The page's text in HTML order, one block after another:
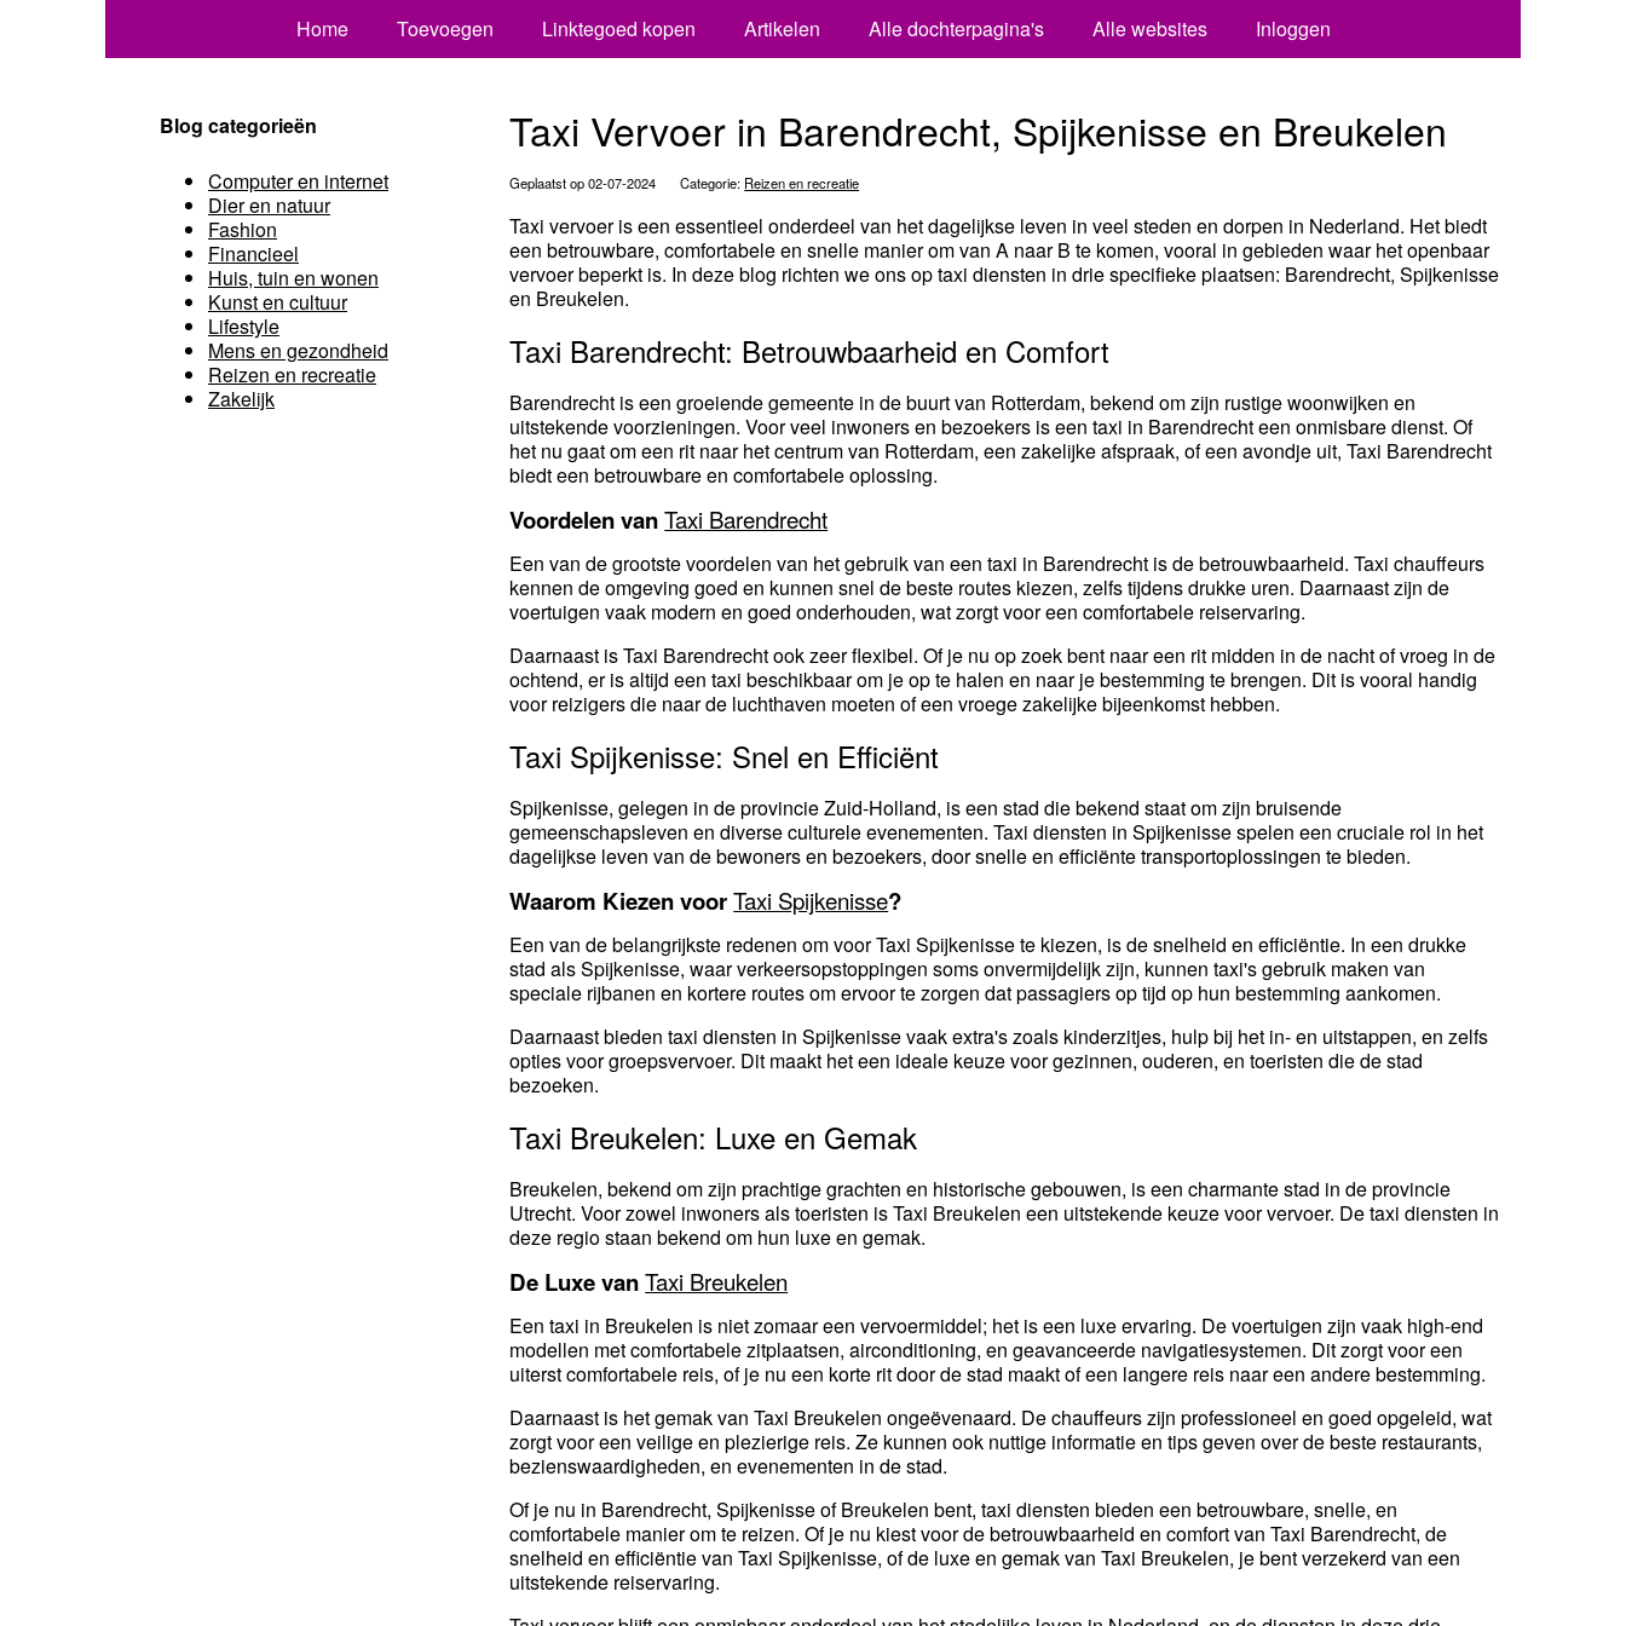
Home Toevoegen Linktegoed kopen Artikelen Alle dochterpagina's Alle websites Inloggen
Taxi Vervoer in Barendrecht, Spijkenisse en Breukelen
Geplaatst op 02-07-2024 Categorie: Reizen en recreatie
Taxi vervoer is een essentieel onderdeel van het dagelijkse leven in veel steden en dorpen in Nederland. Het biedt
een betrouwbare, comfortabele en snelle manier om van A naar B te komen, vooral in gebieden waar het openbaar
vervoer beperkt is. In deze blog richten we ons op taxi diensten in drie specifieke plaatsen: Barendrecht, Spijkenisse
en Breukelen.
Taxi Barendrecht: Betrouwbaarheid en Comfort
Barendrecht is een groeiende gemeente in de buurt van Rotterdam, bekend om zijn rustige woonwijken en
uitstekende voorzieningen. Voor veel inwoners en bezoekers is een taxi in Barendrecht een onmisbare dienst. Of
het nu gaat om een rit naar het centrum van Rotterdam, een zakelijke afspraak, of een avondje uit, Taxi Barendrecht
biedt een betrouwbare en comfortabele oplossing.
Voordelen vanTaxi Barendrecht
Een van de grootste voordelen van het gebruik van een taxi in Barendrecht is de betrouwbaarheid. Taxi chauffeurs
kennen de omgeving goed en kunnen snel de beste routes kiezen, zelfs tijdens drukke uren. Daarnaast zijn de
voertuigen vaak modern en goed onderhouden, wat zorgt voor een comfortabele reiservaring.
Daarnaast is Taxi Barendrecht ook zeer flexibel. Of je nu op zoek bent naar een rit midden in de nacht of vroeg in de
ochtend, er is altijd een taxi beschikbaar om je op te halen en naar je bestemming te brengen. Dit is vooral handig
voor reizigers die naar de luchthaven moeten of een vroege zakelijke bijeenkomst hebben.
Taxi Spijkenisse: Snel en Efficiënt
Spijkenisse, gelegen in de provincie Zuid-Holland, is een stad die bekend staat om zijn bruisende
gemeenschapsleven en diverse culturele evenementen. Taxi diensten in Spijkenisse spelen een cruciale rol in het
dagelijkse leven van de bewoners en bezoekers, door snelle en efficiënte transportoplossingen te bieden.
Waarom Kiezen voorTaxi Spijkenisse?
Een van de belangrijkste redenen om voor Taxi Spijkenisse te kiezen, is de snelheid en efficiëntie. In een drukke
stad als Spijkenisse, waar verkeersopstoppingen soms onvermijdelijk zijn, kunnen taxi's gebruik maken van
speciale rijbanen en kortere routes om ervoor te zorgen dat passagiers op tijd op hun bestemming aankomen.
Daarnaast bieden taxi diensten in Spijkenisse vaak extra's zoals kinderzitjes, hulp bij het in- en uitstappen, en zelfs
opties voor groepsvervoer. Dit maakt het een ideale keuze voor gezinnen, ouderen, en toeristen die de stad
bezoeken.
Taxi Breukelen: Luxe en Gemak
Breukelen, bekend om zijn prachtige grachten en historische gebouwen, is een charmante stad in de provincie
Utrecht. Voor zowel inwoners als toeristen is Taxi Breukelen een uitstekende keuze voor vervoer. De taxi diensten in
deze regio staan bekend om hun luxe en gemak.
De Luxe vanTaxi Breukelen
Een taxi in Breukelen is niet zomaar een vervoermiddel; het is een luxe ervaring. De voertuigen zijn vaak high-end
modellen met comfortabele zitplaatsen, airconditioning, en geavanceerde navigatiesystemen. Dit zorgt voor een
uiterst comfortabele reis, of je nu een korte rit door de stad maakt of een langere reis naar een andere bestemming.
Daarnaast is het gemak van Taxi Breukelen ongeëvenaard. De chauffeurs zijn professioneel en goed opgeleid, wat
zorgt voor een veilige en plezierige reis. Ze kunnen ook nuttige informatie en tips geven over de beste restaurants,
bezienswaardigheden, en evenementen in de stad.
Of je nu in Barendrecht, Spijkenisse of Breukelen bent, taxi diensten bieden een betrouwbare, snelle, en
comfortabele manier om te reizen. Of je nu kiest voor de betrouwbaarheid en comfort van Taxi Barendrecht, de
snelheid en efficiëntie van Taxi Spijkenisse, of de luxe en gemak van Taxi Breukelen, je bent verzekerd van een
uitstekende reiservaring.
Blog categorieën
Computer en internet
Dier en natuur
Fashion
Financieel
Huis, tuin en wonen
Kunst en cultuur
Lifestyle
Mens en gezondheid
Reizen en recreatie
Zakelijk